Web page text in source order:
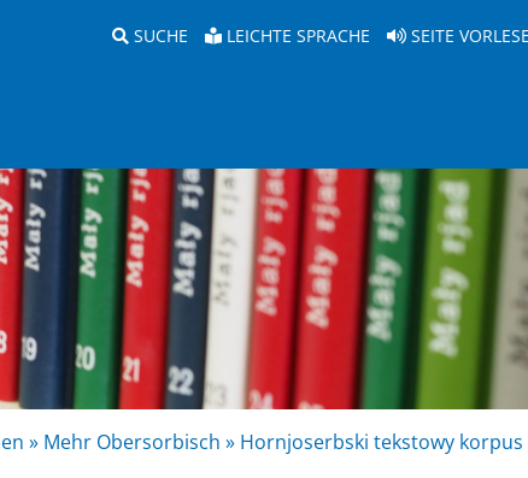
SUCHE LEICHTE SPRACHE SEITE
» Mehr Obersorbisch » Hornjoserbski tekstowy korpus